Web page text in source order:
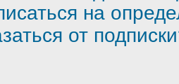
на
от